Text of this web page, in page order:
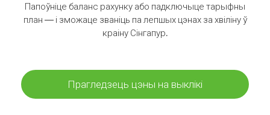
Папоўніце баланс рахунку або падключыце тарыфны
план — і зможаце званіць па лепшых цэнах за хвіліну ў
краіну Сінгапур.
Прагледзець цэны на выклікі